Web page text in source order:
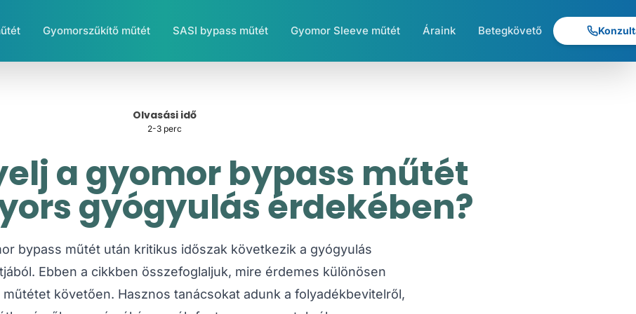
Gyomorszűkítő műtét SASI bypass műtét Gyomor Sleeve műtét Áraink Betegkövető
Olvasási idő
2-3 perc
a gyomor bypass műtét
gyógyulás érdekében?
bypass műtét után kritikus időszak következik a gyógyulás
Ebben a cikkben összefoglaljuk, mire érdemes különösen
műtétet követően. Hasznos tanácsokat adunk a folyadékbevitelről,